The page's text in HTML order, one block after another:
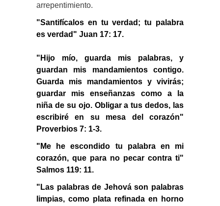
arrepentimiento.
"Santifícalos en tu verdad; tu palabra
es verdad" Juan 17: 17.
"Hijo mío, guarda mis palabras, y
guardan mis mandamientos contigo.
Guarda mis mandamientos y vivirás;
guardar mis enseñanzas como a la
niña de su ojo. Obligar a tus dedos, las
escribiré en su mesa del corazón"
Proverbios 7: 1-3.
"Me he escondido tu palabra en mi
corazón, que para no pecar contra ti"
Salmos 119: 11.
"Las palabras de Jehová son palabras
limpias, como plata refinada en horno